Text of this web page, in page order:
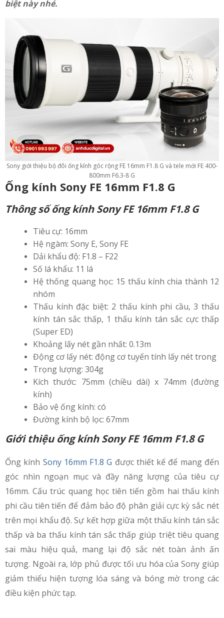
biệt này nhé.
Sony giới thiệu bộ đôi ống kính góc rộng FE 16mm F1.8 G và tele mới FE 400-
800mm F6.3-8 G
Ống kính Sony FE 16mm F1.8 G
Thông số ống kính Sony FE 16mm F1.8 G
Tiêu cự: 16mm
Hệ ngàm: Sony E, Sony FE
Dải khẩu độ: F1.8 – F22
Số lá khẩu: 11 lá
Hệ thống quang học: 15 thấu kính chia thành 12
nhóm
Thấu kính đặc biệt: 2 thấu kính phi cầu, 3 thấu
kính tán sắc thấp, 1 thấu kính tán sắc cực thấp
(Super ED)
Khoảng lấy nét gần nhất: 0.13m
Động cơ lấy nét: động cơ tuyến tính lấy nét trong
Trọng lượng: 304g
Kích thước: 75mm (chiều dài) x 74mm (đường
kính)
Bảo vệ ống kính: có
Đường kính bộ lọc: 67mm
Giới thiệu ống kính Sony FE 16mm F1.8 G
Ống kính Sony 16mm F1.8 G được thiết kế để mang đến
góc nhìn ngoạn mục và đầy năng lượng của tiêu cự
16mm. Cấu trúc quang học tiên tiến gồm hai thấu kính
phi cầu tiên tiến để đảm bảo độ phân giải cực kỳ sắc nét
trên mọi khẩu độ. Sự kết hợp giữa một thấu kính tán sắc
thấp và ba thấu kính tán sắc thấp giúp triệt tiêu quang
sai màu hiệu quả, mang lại độ sắc nét toàn ảnh ấn
tượng. Ngoài ra, lớp phủ được tối ưu hóa của Sony giúp
giảm thiểu hiện tượng lóa sáng và bóng mờ trong các
điều kiện phức tạp.